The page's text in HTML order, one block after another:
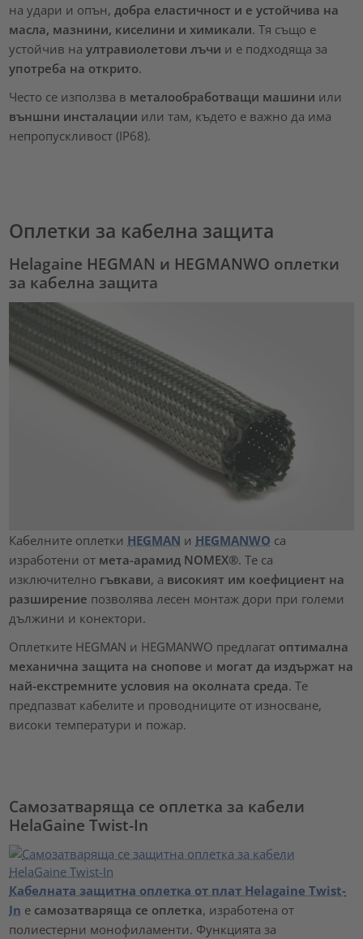
на удари и опън,добра еластичност и е устойчива на
масла, мазнини, киселини и химикали. Тя също е
устойчив наултравиолетови лъчи и е подходяща за
употреба на открито.
Често се използва в металообработващи машини или
външни инсталации или там, където е важно да има
непропускливост (IP68).
Оплетки за кабелна защита
Helagaine HEGMAN и HEGMANWO оплетки
за кабелна защита
Кабелните оплетки HEGMAN и HEGMANWO са
изработени от мета-арамид NOMEX®. Те са
изключително гъвкави, а високият им коефициент на
разширение позволява лесен монтаж дори при големи
дължини и конектори.
Оплетките HEGMAN и HEGMANWO предлагат оптимална
механична защита на снопове и могат да издържат на
най-екстремните условия на околната среда. Те
предпазват кабелите и проводниците от износване,
високи температури и пожар.
Самозатваряща се оплетка за кабели
HelaGaine Twist-In
Кабелната защитна оплетка от плат Helagaine Twist-
In е самозатваряща се оплетка, изработена от
полиестерни монофиламенти. Функцията за